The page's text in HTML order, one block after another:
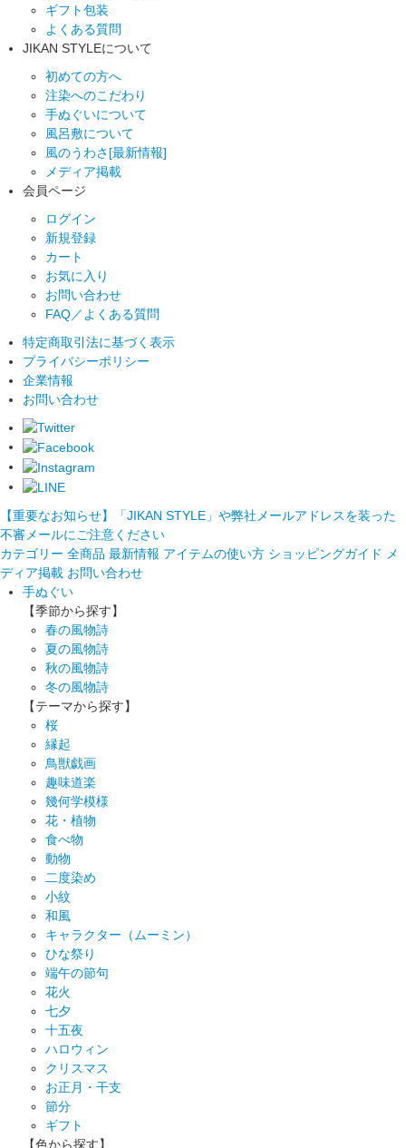
ギフト包装
よくある質問
JIKAN STYLEについて
初めての方へ
注染へのこだわり
手ぬぐいについて
風呂敷について
風のうわさ[最新情報]
メディア掲載
会員ページ
ログイン
新規登録
カート
お気に入り
お問い合わせ
FAQ／よくある質問
特定商取引法に基づく表示
プライバシーポリシー
企業情報
お問い合わせ
【重要なお知らせ】「JIKAN STYLE」や弊社メールアドレスを装った
不審メールにご注意ください
カテゴリー 全商品 最新情報 アイテムの使い方 ショッピングガイド
メ
ディア掲載 お問い合わせ
手ぬぐい
【季節から探す】
春の風物詩
夏の風物詩
秋の風物詩
冬の風物詩
【テーマから探す】
桜
縁起
鳥獣戯画
趣味道楽
幾何学模様
花・植物
食べ物
動物
二度染め
小紋
和風
キャラクター（ムーミン）
ひな祭り
端午の節句
花火
七夕
十五夜
ハロウィン
クリスマス
お正月・干支
節分
ギフト
【色から探す】